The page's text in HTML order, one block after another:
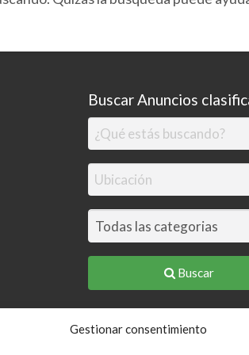
Gestionar consentimiento
Buscar Anuncios
Buscar